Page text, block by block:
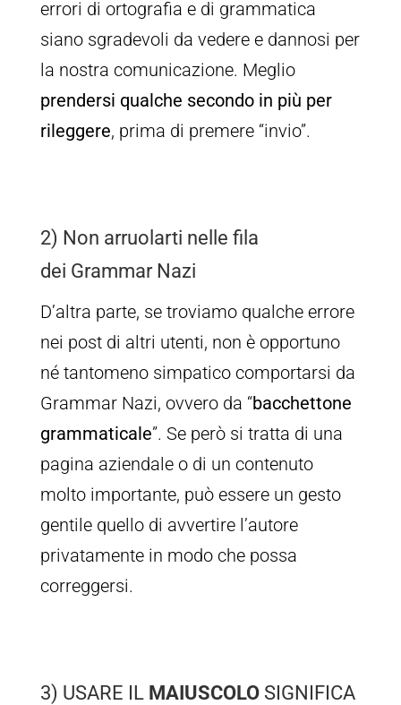
errori di ortografia e di grammatica
siano sgradevoli da vedere e dannosi per
la nostra comunicazione. Meglio
prendersi qualche secondo in più per
rileggere, prima di premere “invio”.
2) Non arruolarti nelle fila
dei Grammar Nazi
D’altra parte, se troviamo qualche errore
nei post di altri utenti, non è opportuno
né tantomeno simpatico comportarsi da
Grammar Nazi, ovvero da “bacchettone
grammaticale”. Se però si tratta di una
pagina aziendale o di un contenuto
molto importante, può essere un gesto
gentile quello di avvertire l’autore
privatamente in modo che possa
correggersi.
3) USARE IL MAIUSCOLOSIGNIFICA